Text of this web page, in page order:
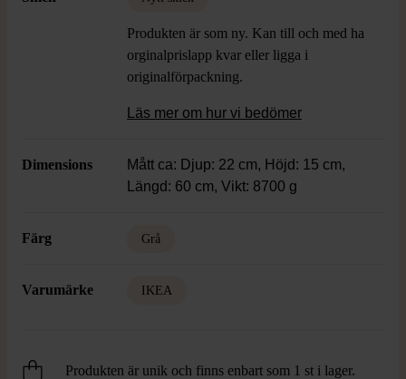
Produkten är som ny. Kan till och med ha
orginalprislapp kvar eller ligga i
originalförpackning.
Läs mer om hur vi bedömer
Dimensions
Mått ca: Djup: 22 cm, Höjd: 15 cm,
Längd: 60 cm, Vikt: 8700 g
Färg Grå
Varumärke IKEA
Produkten är unik och finns enbart som 1 st i lager.